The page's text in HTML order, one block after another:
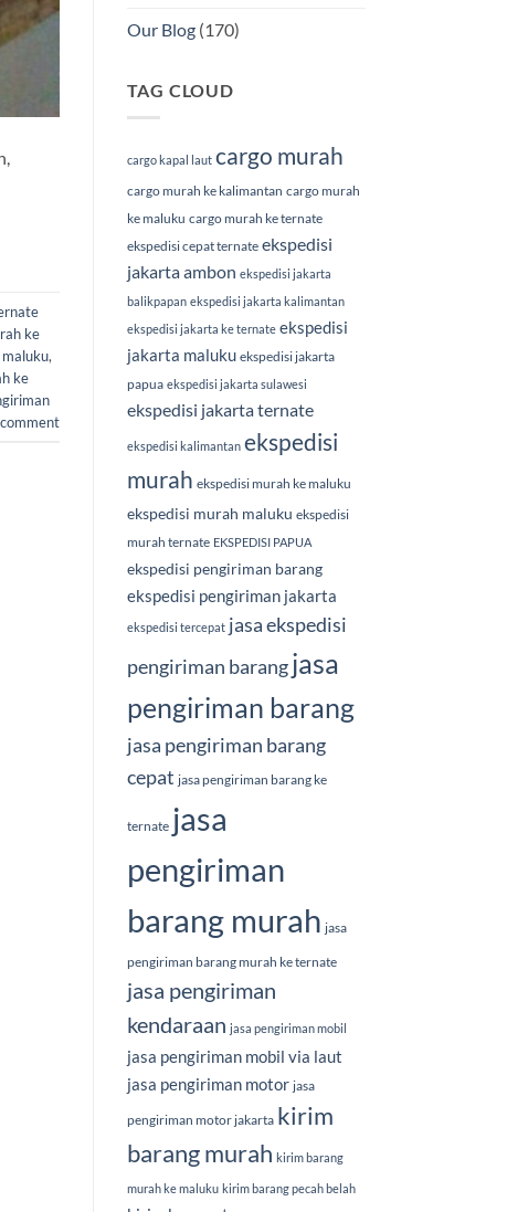
ke
maluku,
ke
Our Blog(170)
TAG CLOUD
cargo kapal laut cargo murah
cargo murah ke kalimantan cargo murah
ke maluku cargo murah ke ternate
ekspedisi cepat ternate ekspedisi
jakarta ambon ekspedisi jakarta
balikpapan ekspedisi jakarta kalimantan
ekspedisi jakarta ke ternate ekspedisi
jakarta maluku ekspedisi jakarta
papua ekspedisi jakarta sulawesi
ekspedisi jakarta ternate
ekspedisi kalimantan ekspedisi
murah ekspedisi murah ke maluku
ekspedisi murah maluku ekspedisi
murah ternate EKSPEDISI PAPUA
ekspedisi pengiriman barang
ekspedisi pengiriman jakarta
ekspedisi tercepat jasa ekspedisi
pengiriman barang jasa
pengiriman barang
jasa pengiriman barang
cepat jasa pengiriman barang ke
ternate jasa
pengiriman
barang murah jasa
pengiriman barang murah ke ternate
jasa pengiriman
kendaraan jasa pengiriman mobil
jasa pengiriman mobil via laut
jasa pengiriman motor jasa
pengiriman motor jakarta kirim
barang murah kirim barang
murah ke maluku kirim barang pecah belah